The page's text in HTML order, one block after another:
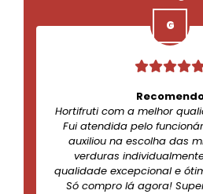
Hortifruti com a melhor
Fui atendida pelo
auxiliou na escolha das
verduras
qualidade excepcional e
Só compro lá agora!